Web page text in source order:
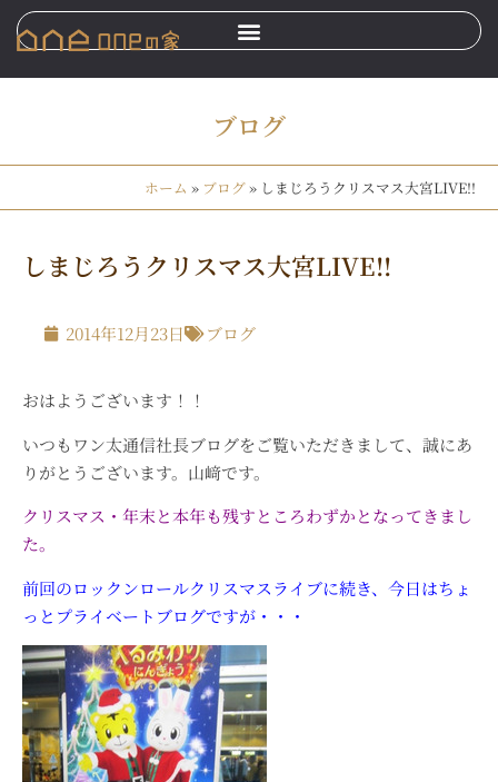
ブログ
ホーム » ブログ» しまじろうクリスマス大宮LIVE!!
しまじろうクリスマス大宮LIVE!!
2014年12月23日 ブログ
おはようございます！！
いつもワン太通信社長ブログをご覧いただきまして、誠にあ
りがとうございます。山﨑です。
クリスマス・年末と本年も残すところわずかとなってきまし
た。
前回のロックンロールクリスマスライブに続き、今日はちょ
っとプライベートブログですが・・・